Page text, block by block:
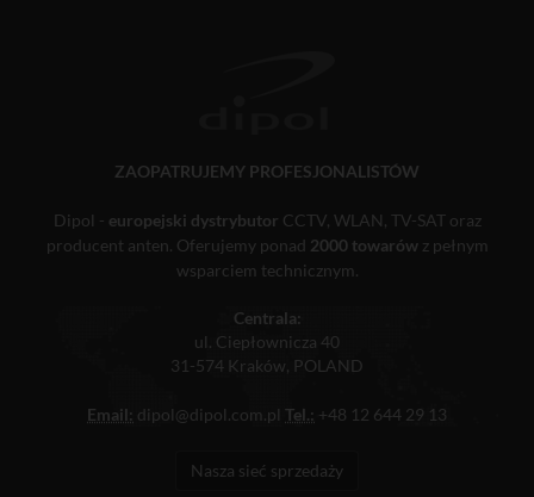
ZAOPATRUJEMY PROFESJONALISTÓW
Dipol - europejski dystrybutor CCTV, WLAN, TV-SAT oraz
producent anten. Oferujemy ponad 2000 towarówz pełnym
wsparciem technicznym.
Centrala:
ul. Ciepłownicza 40
31-574 Kraków, POLAND
Email: dipol@dipol.com.pl Tel.: +48 12 644 29 13
Nasza sieć sprzedaży